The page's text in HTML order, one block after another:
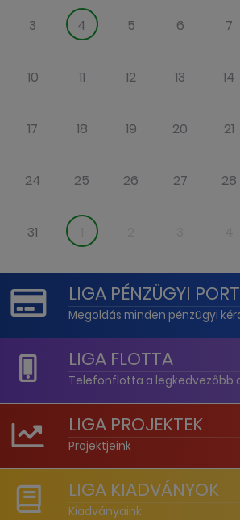
3 4 5 6 7
10 11 12 13 14
17 18 19 20 21
24 25 26 27 28
31
LIGA PÉNZÜGYI
Megoldás minden pénzügyi
LIGA FLOTTA
Telefonflotta a legkedvezőbb
LIGA PROJEKTEK
Projektjeink
LIGA KIADVÁNYOK
Kiadványaink